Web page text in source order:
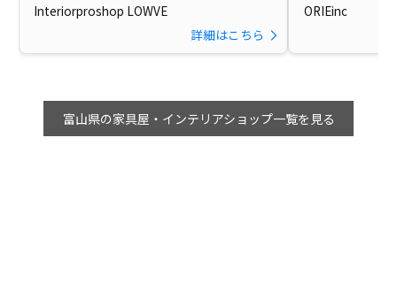
Interiorproshop LOWVE
詳細はこちら
ORIEinc
富山県の家具屋・インテリアショップ一覧を見る